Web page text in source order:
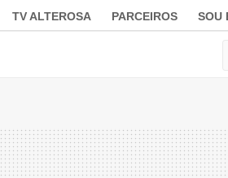
TV ALTEROSA PARCEIROS SOU